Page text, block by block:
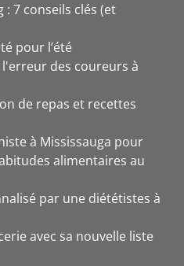
: 7 conseils clés (et
pour l’été
des coureurs à
de repas et recettes
à Mississauga pour
alimentaires au
par une diététistes à
avec sa nouvelle liste